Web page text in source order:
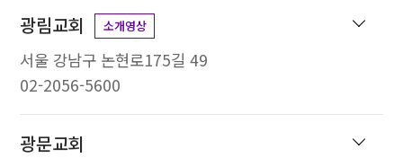
광림교회 소개영상
서울 강남구 논현로175길 49
02-2056-5600
광문교회